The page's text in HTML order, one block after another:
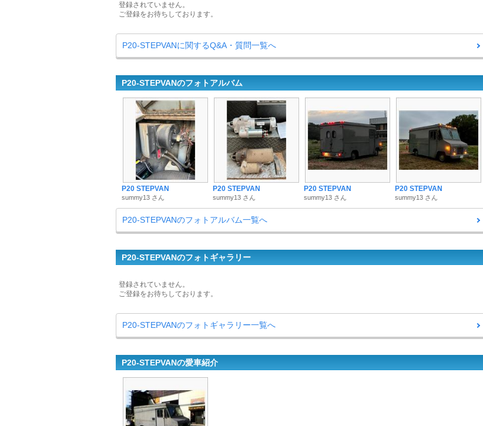
登録されていません。
ご登録をお待ちしております。
P20-STEPVANに関するQ&A・質問一覧へ
P20-STEPVANのフォトアルバム
P20 STEPVAN
summy13 さん
P20 STEPVAN
summy13 さん
P20 STEPVAN
summy13 さん
P20 STEPVAN
summy13 さん
P20-STEPVANのフォトアルバム一覧へ
P20-STEPVANのフォトギャラリー
登録されていません。
ご登録をお待ちしております。
P20-STEPVANのフォトギャラリー一覧へ
P20-STEPVANの愛車紹介